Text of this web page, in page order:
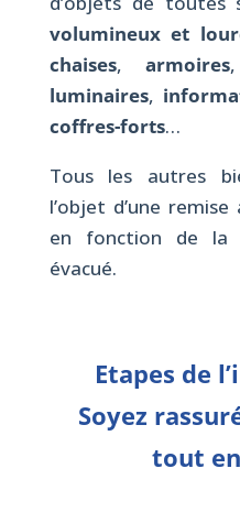
volumineux et
chaises, armoires
luminaires,
coffres-forts…
Tous les autres
l’objet d’une
en fonction de la
évacué.
Etapes de
Soyez
tout